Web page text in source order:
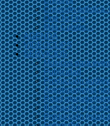
Creación artística.
One To One
Más Cursos…
AGENDA
VIDEOCLIPS
SERVICIOS
Músicos para
Publicidad
Producción
Asesoramiento
Road
Ilustración y
Producción